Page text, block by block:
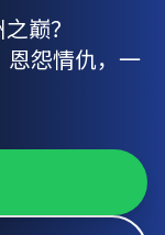
巅？
恩怨情仇，一